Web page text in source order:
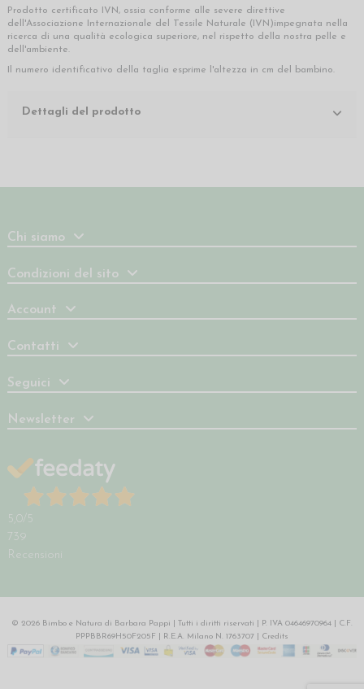
Prodotto certificato IVN, ossia conforme alle severe direttive
dell'Associazione Internazionale del Tessile Naturale (IVN)impegnata nella
ricerca di una qualità ecologica superiore, nel rispetto della nostra pelle e
dell'ambiente.
Il numero identificativo della taglia esprime l'altezza in cm del bambino.
Dettagli del prodotto
Chi siamo
Condizioni del sito
Account
Contatti
Seguici
Newsletter
5,0 /5
739
Recensioni
© 2026 Bimbo e Natura di Barbara Pappi | Tutti i diritti riservati | P. IVA 04646970964 | C.F.
PPPBBR69H50F205F | R.E.A. Milano N. 1763707 | Credits